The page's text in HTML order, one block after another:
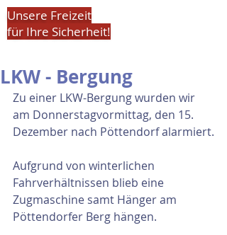
Unsere Freizeit
für Ihre Sicherheit!
LKW - Bergung
Zu einer LKW-Bergung wurden wir
am Donnerstagvormittag, den 15.
Dezember nach Pöttendorf alarmiert.
Aufgrund von winterlichen
Fahrverhältnissen blieb eine
Zugmaschine samt Hänger am
Pöttendorfer Berg hängen.